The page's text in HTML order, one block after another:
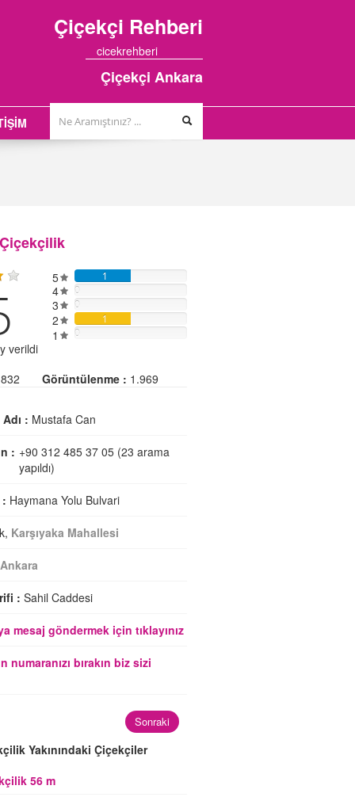
Çiçekçi Rehberi
cicekrehberi
Çiçekçi Ankara
verildi
5 1
4 0
3 0
2 1
1 0
Görüntülenme : 1.969
: Mustafa Can
: +90 312 485 37 05 (23 arama
yapıldı)
Haymana Yolu Bulvari
Karşıyaka Mahallesi
Ankara
: Sahil Caddesi
mesaj göndermek için tıklayınız
numaranızı bırakın biz sizi
Sonraki
Yakınındaki Çiçekçiler
56 m